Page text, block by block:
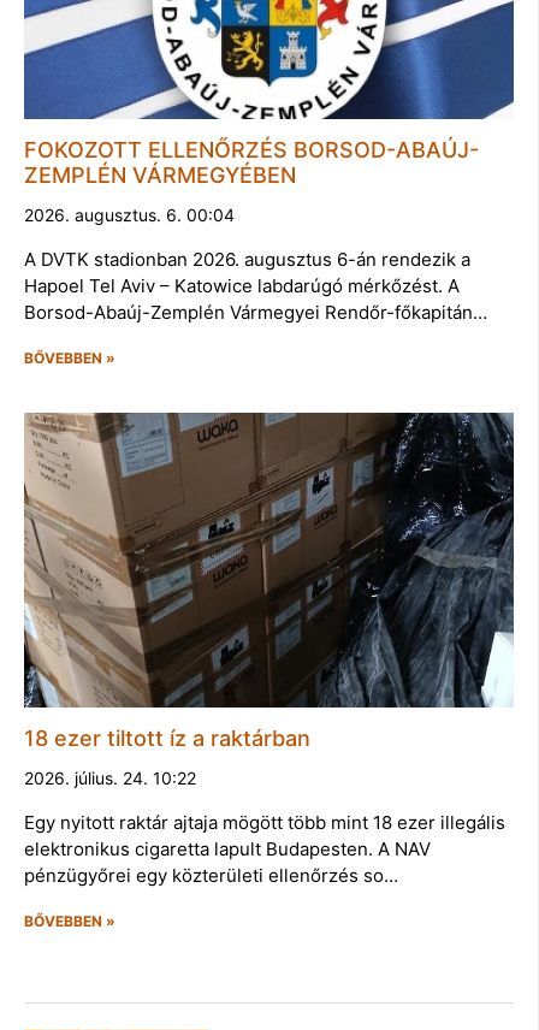
FOKOZOTT ELLENŐRZÉS BORSOD-ABAÚJ-
ZEMPLÉN VÁRMEGYÉBEN
2026. augusztus. 6. 00:04
A DVTK stadionban 2026. augusztus 6-án rendezik a
Hapoel Tel Aviv – Katowice labdarúgó mérkőzést. A
Borsod-Abaúj-Zemplén Vármegyei Rendőr-főkapitán…
BŐVEBBEN »
18 ezer tiltott íz a raktárban
2026. július. 24. 10:22
Egy nyitott raktár ajtaja mögött több mint 18 ezer illegális
elektronikus cigaretta lapult Budapesten. A NAV
pénzügyőrei egy közterületi ellenőrzés so…
BŐVEBBEN »